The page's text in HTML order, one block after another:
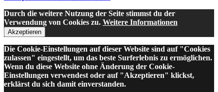
Durch die weitere Nutzung der Seite stimmst du der
Verwendung von Cookies zu. Weitere Informationen
Akzeptieren
Die Cookie-Einstellungen auf dieser Website sind auf "Cookies
zulassen" eingestellt, um das beste Surferlebnis zu ermöglichen.
Wenn du diese Website ohne Änderung der Cookie-
Einstellungen verwendest oder auf "Akzeptieren" klickst,
erklärst du sich damit einverstanden.